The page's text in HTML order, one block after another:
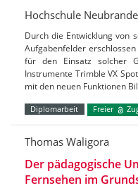
Hochschule
Durch die Entwicklung von
Aufgabenfelder
für den Einsatz solcher
Instrumente Trimble VX
mit den neuen Funktionen
Diplomarbeit Freier
Thomas Waligora
Der pädagogische
Fernsehen im